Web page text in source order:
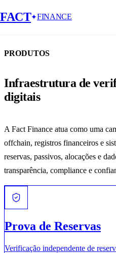
FACT FINANCE
PRODUTOS
Infraestrutura de
digitais
A Fact Finance atua como uma
offchain, registros financeiros e
reservas, passivos, alocações e
transparência, compliance e
Prova de Reservas
Verificação independente de